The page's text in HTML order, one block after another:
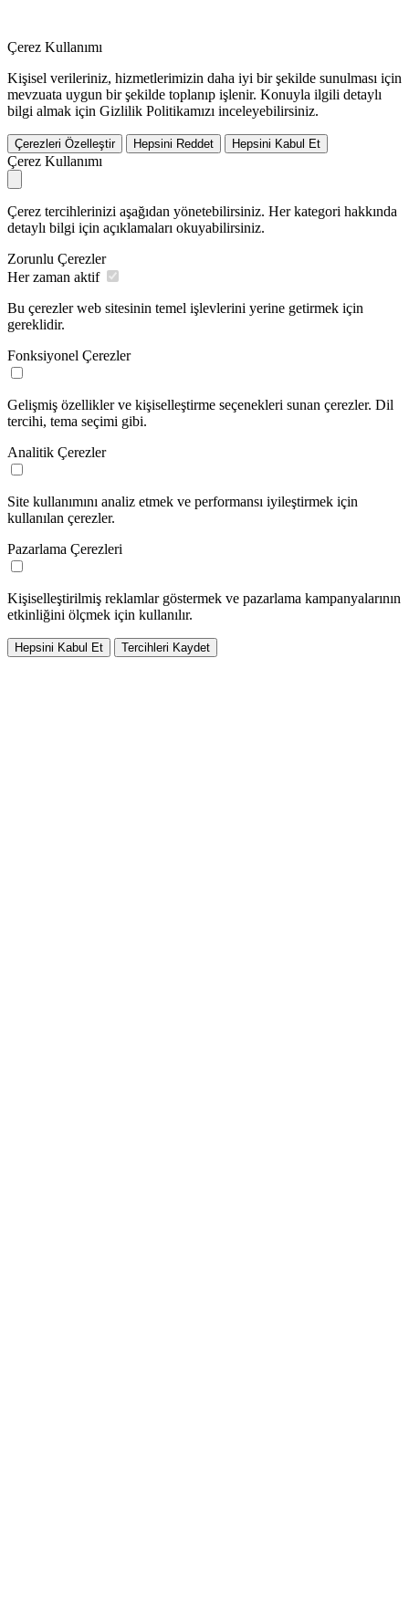
Çerez Kullanımı
Kişisel verileriniz, hizmetlerimizin daha iyi bir şekilde sunulması için
mevzuata uygun bir şekilde toplanıp işlenir. Konuyla ilgili detaylı
bilgi almak için Gizlilik Politikamızı inceleyebilirsiniz.
Çerezleri Özelleştir Hepsini Reddet Hepsini Kabul Et
Çerez Kullanımı
Çerez tercihlerinizi aşağıdan yönetebilirsiniz. Her kategori hakkında
detaylı bilgi için açıklamaları okuyabilirsiniz.
Zorunlu Çerezler
Her zaman aktif
Bu çerezler web sitesinin temel işlevlerini yerine getirmek için
gereklidir.
Fonksiyonel Çerezler
Gelişmiş özellikler ve kişiselleştirme seçenekleri sunan çerezler. Dil
tercihi, tema seçimi gibi.
Analitik Çerezler
Site kullanımını analiz etmek ve performansı iyileştirmek için
kullanılan çerezler.
Pazarlama Çerezleri
Kişiselleştirilmiş reklamlar göstermek ve pazarlama kampanyalarının
etkinliğini ölçmek için kullanılır.
Hepsini Kabul Et Tercihleri Kaydet